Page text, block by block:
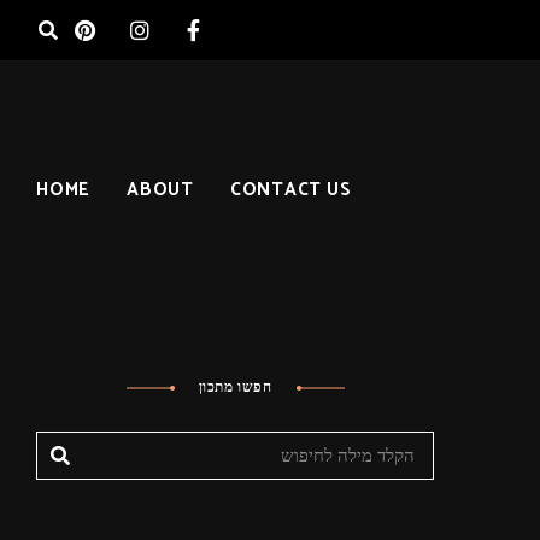
CONTACT US
ABOUT
HOME
חפשו מתכון